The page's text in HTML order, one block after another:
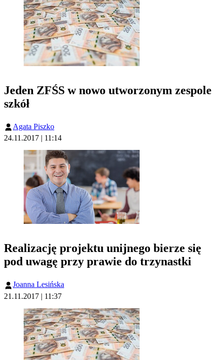
Jeden ZFŚS w nowo utworzonym zespole
szkół
Agata Piszko
24.11.2017 | 11:14
Realizację projektu unijnego bierze się
pod uwagę przy prawie do trzynastki
Joanna Lesińska
21.11.2017 | 11:37